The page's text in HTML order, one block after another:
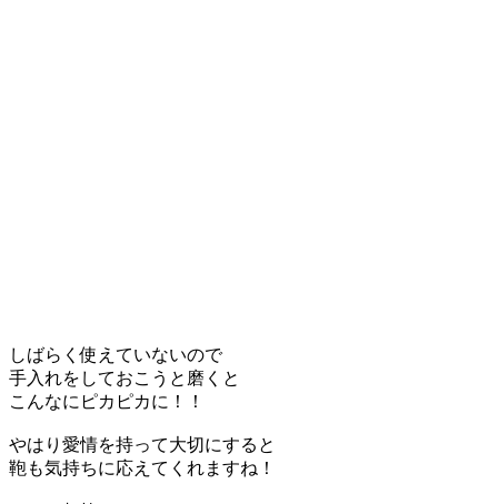
しばらく使えていないので
手入れをしておこうと磨くと
こんなにピカピカに！！
やはり愛情を持って大切にすると
鞄も気持ちに応えてくれますね！